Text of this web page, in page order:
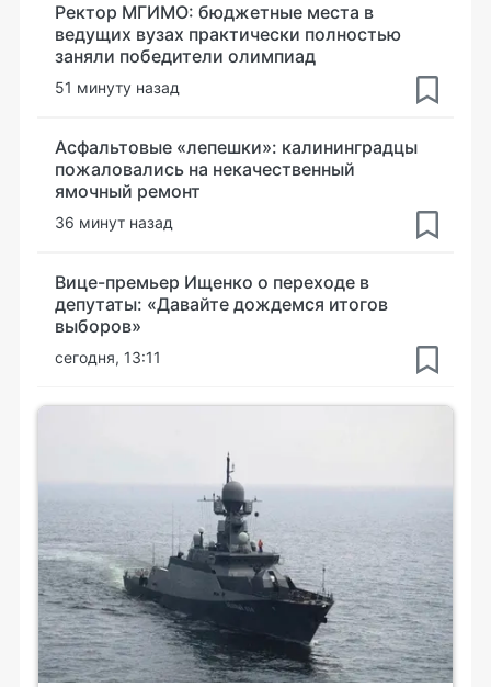
Ректор МГИМО: бюджетные места в
ведущих вузах практически полностью
заняли победители олимпиад
51 минуту назад
Асфальтовые «лепешки»: калининградцы
пожаловались на некачественный
ямочный ремонт
36 минут назад
Вице-премьер Ищенко о переходе в
депутаты: «Давайте дождемся итогов
выборов»
сегодня, 13:11